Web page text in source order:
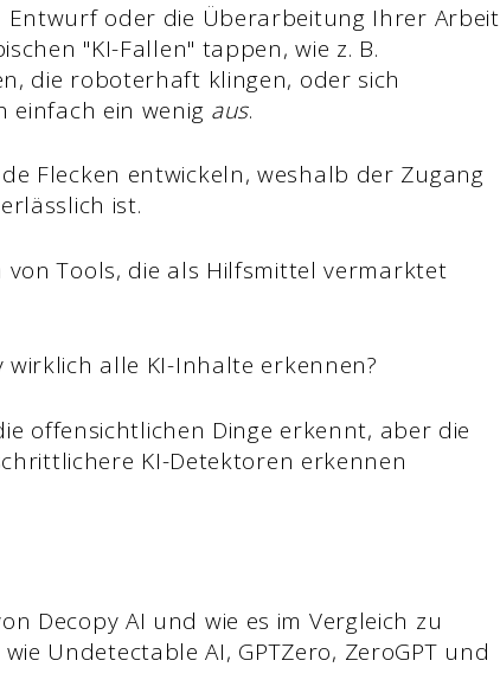
Entwurf oder die Überarbeitung Ihrer Arbeit
"KI-Fallen" tappen, wie z. B.
die roboterhaft klingen, oder sich
einfach ein wenig aus.
Flecken entwickeln, weshalb der Zugang
ist.
Tools, die als Hilfsmittel vermarktet
alle KI-Inhalte erkennen?
offensichtlichen Dinge erkennt, aber die
KI-Detektoren erkennen
Decopy AI und wie es im Vergleich zu
Undetectable AI, GPTZero, ZeroGPT und